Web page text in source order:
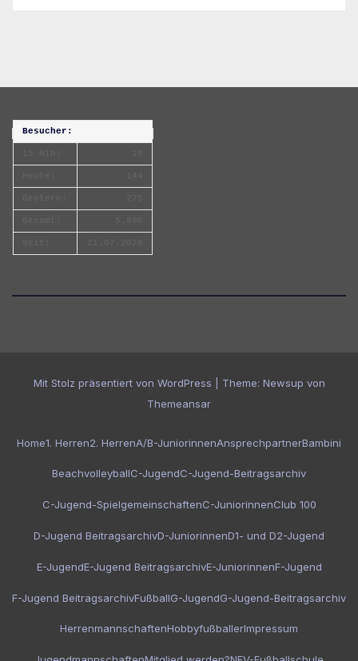
Besucher:
Mit Stolz präsentiert von WordPress Theme: Newsup von
Themeansar
Home1. Herren2. HerrenA/B-JuniorinnenAnsprechpartnerBambini
BeachvolleyballC-JugendC-Jugend-Beitragsarchiv
C-Jugend-SpielgemeinschaftenC-JuniorinnenClub 100
D-Jugend BeitragsarchivD-JuniorinnenD1- und D2-Jugend
E-JugendE-Jugend BeitragsarchivE-JuniorinnenF-Jugend
F-Jugend BeitragsarchivFußballG-JugendG-Jugend-Beitragsarchiv
HerrenmannschaftenHobbyfußballerImpressum